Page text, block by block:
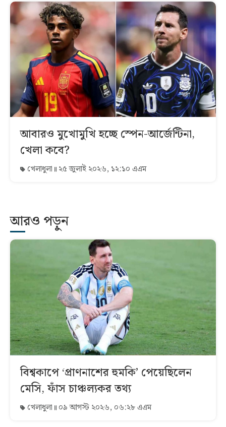
আবারও মুখোমুখি হচ্ছে স্পেন-আর্জেন্টিনা,
খেলা কবে?
খেলাধুলা ২৫ জুলাই ২০২৬, ১২:১০ এএম
আরও পড়ুন
বিশ্বকাপে ‘প্রাণনাশের হুমকি’ পেয়েছিলেন
মেসি, ফাঁস চাঞ্চল্যকর তথ্য
খেলাধুলা ০৯ আগস্ট ২০২৬, ০৬:২৮ এএম